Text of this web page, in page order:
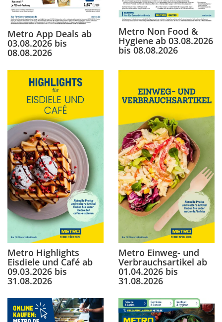
Metro App Deals ab
03.08.2026 bis
08.08.2026
Metro Non Food &
Hygiene ab 03.08.2026
bis 08.08.2026
Metro Highlights
Eisdiele und Café ab
09.03.2026 bis
31.08.2026
Metro Einweg- und
Verbrauchsartikel ab
01.04.2026 bis
31.08.2026